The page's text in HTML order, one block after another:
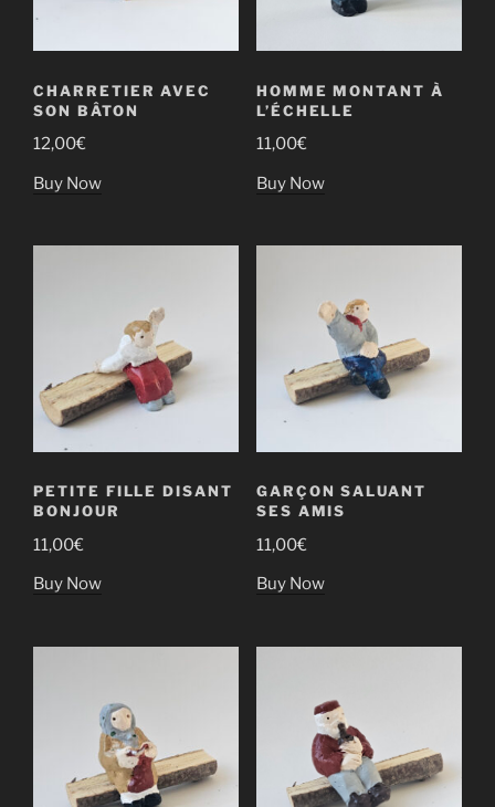
CHARRETIER AVEC
SON BÂTON
12,00€
Buy Now
HOMME MONTANT À
L’ÉCHELLE
11,00€
Buy Now
PETITE FILLE DISANT
BONJOUR
11,00€
Buy Now
GARÇON SALUANT
SES AMIS
11,00€
Buy Now